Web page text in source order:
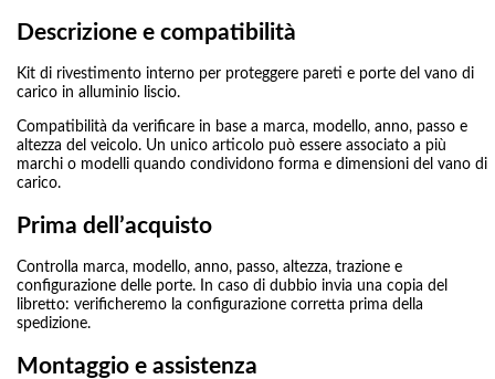
Descrizione e compatibilità
Kit di rivestimento interno per proteggere pareti e porte del vano di
carico in alluminio liscio.
Compatibilità da verificare in base a marca, modello, anno, passo e
altezza del veicolo. Un unico articolo può essere associato a più
marchi o modelli quando condividono forma e dimensioni del vano di
carico.
Prima dell’acquisto
Controlla marca, modello, anno, passo, altezza, trazione e
configurazione delle porte. In caso di dubbio invia una copia del
libretto: verificheremo la configurazione corretta prima della
spedizione.
Montaggio e assistenza